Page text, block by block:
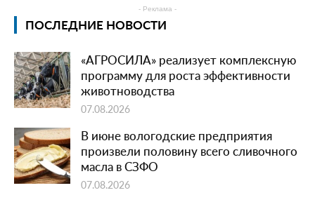
- Реклама -
ПОСЛЕДНИЕ НОВОСТИ
«АГРОСИЛА» реализует комплексную
программу для роста эффективности
животноводства
07.08.2026
В июне вологодские предприятия
произвели половину всего сливочного
масла в СЗФО
07.08.2026